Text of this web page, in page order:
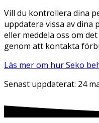
Vill du kontrollera dina
uppdatera vissa av
eller meddela oss om
genom att kontakta
Läs mer om hur Seko
Senast uppdaterat: 24